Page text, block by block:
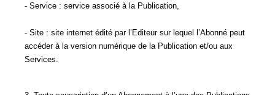
- Service : service associé à la Publication,
- Site : site internet édité par l’Editeur sur lequel l’Abonné peut
accéder à la version numérique de la Publication et/ou aux
Services.